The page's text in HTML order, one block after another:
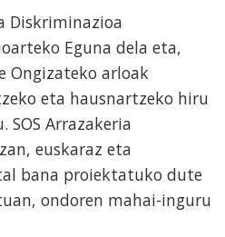
Diskriminazioa
Eguna dela eta,
Ongizateko arloak
eta hausnartzeko hiru
Arrazakeria
euskaraz eta
bana proiektatuko dute
ondoren mahai-inguru